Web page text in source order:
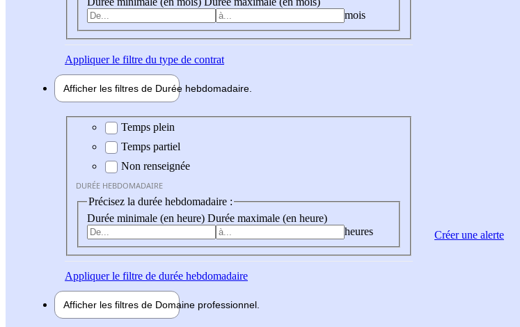
mois
Appliquerle filtre du type de contrat
Afficher les filtres de Durée hebdomadaire
Durée hebdomadaire
Temps plein
Temps partiel
Non renseignée
DURÉE HEBDOMADAIRE
Précisez la durée hebdomadaire :
Durée minimale (en heure) Durée maximale (en heure)
heures
Appliquerle filtre de durée hebdomadaire
Afficher les filtres de Domaine professionnel
Créer une alerte